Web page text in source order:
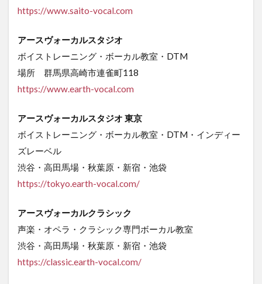
https://www.saito-vocal.com
アースヴォーカルスタジオ
ボイストレーニング・ボーカル教室・DTM
場所 群馬県高崎市連雀町118
https://www.earth-vocal.com
アースヴォーカルスタジオ 東京
ボイストレーニング・ボーカル教室・DTM・インディー
ズレーベル
渋谷・高田馬場・秋葉原・新宿・池袋
https://tokyo.earth-vocal.com/
アースヴォーカルクラシック
声楽・オペラ・クラシック専門ボーカル教室
渋谷・高田馬場・秋葉原・新宿・池袋
https://classic.earth-vocal.com/